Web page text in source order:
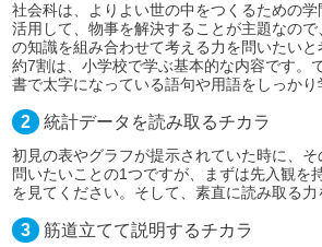
社会科は、よりよい世の中をつくるための
活用して、物事を解決することが主題なの
の知識を組み合わせて考える力を問いたい
約7割は、小学校で学ぶ基本的な内容です。
書で太字になっている語句や用語をしっかり
2 統計データを読み取るチカラ
初見の表やグラフが提示されていた時に、
問いたいことの1つですが、まずは先入観を
を見てください。そして、素直に読み取る力
3 筋道立てて説明するチカラ